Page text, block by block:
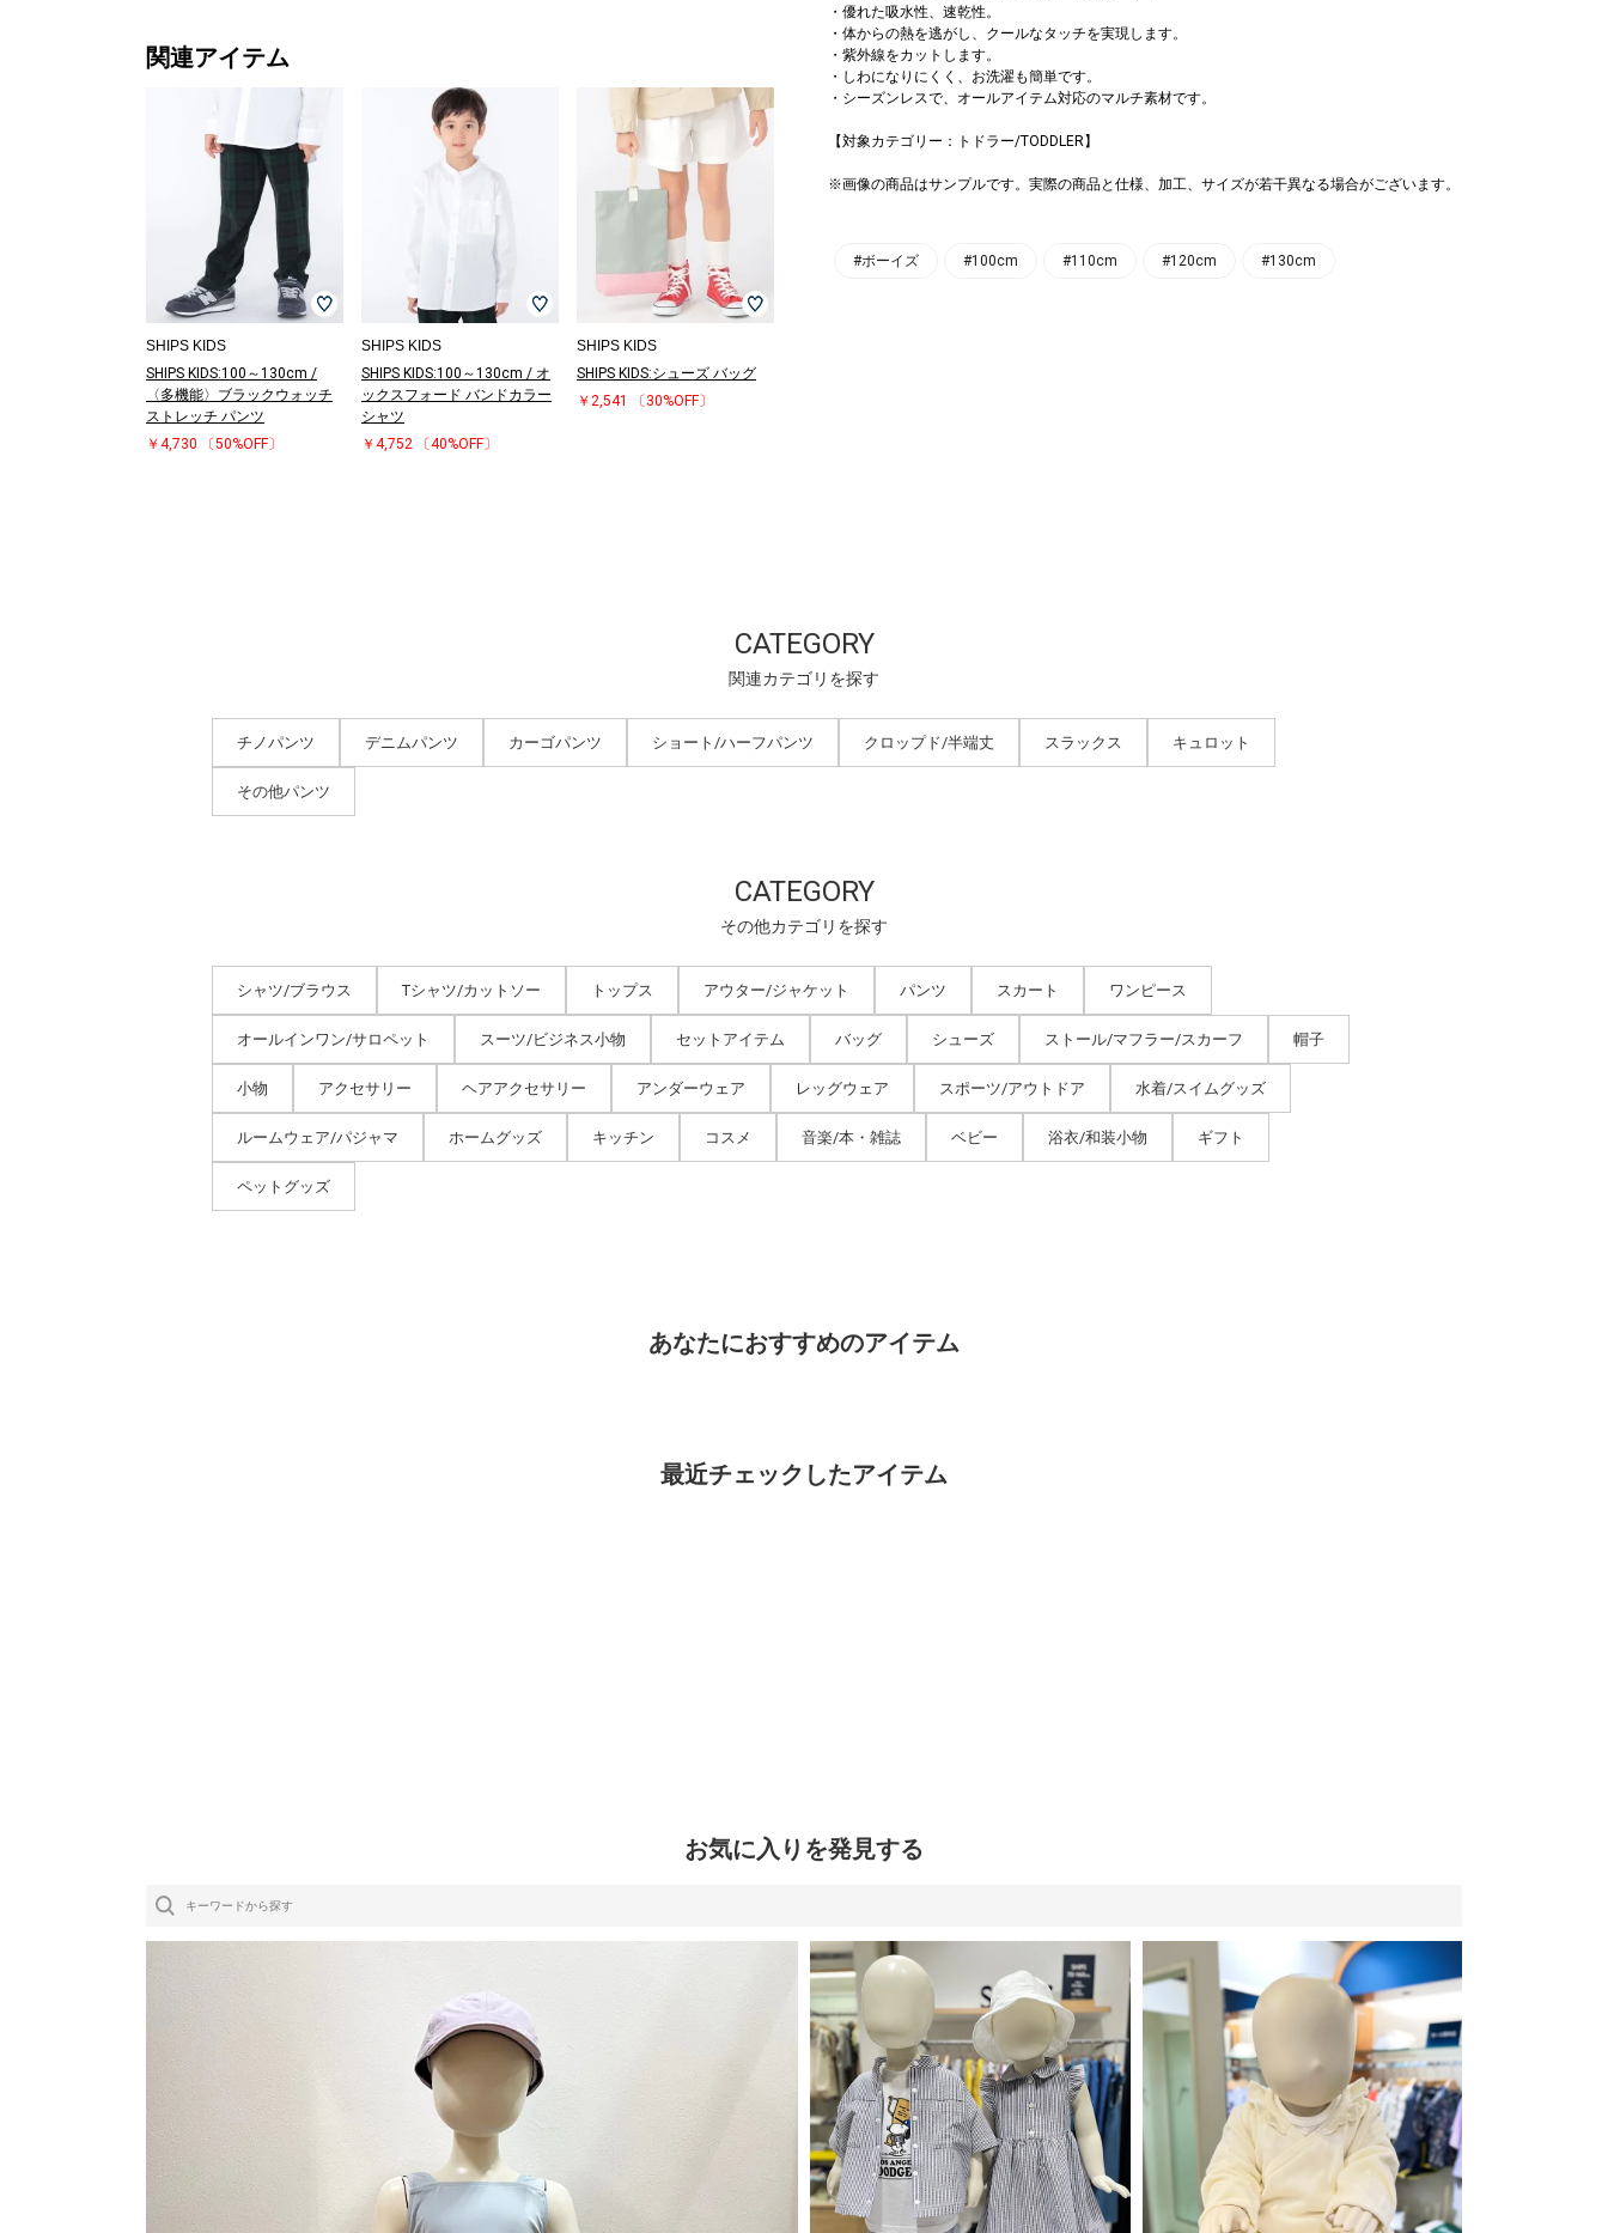
関連アイテム
SHIPS KIDS
SHIPS KIDS:100～130cm /
〈多機能〉ブラックウォッチ
ストレッチ パンツ
￥4,730
〔50%OFF〕
SHIPS KIDS
SHIPS KIDS:100～130cm / オ
ックスフォード バンドカラー
シャツ
￥4,752
〔40%OFF〕
SHIPS KIDS
SHIPS KIDS:シューズ バッグ
￥2,541
〔30%OFF〕
・優れた吸水性、速乾性。
・体からの熱を逃がし、クールなタッチを実現します。
・紫外線をカットします。
・しわになりにくく、お洗濯も簡単です。
・シーズンレスで、オールアイテム対応のマルチ素材です。
【対象カテゴリー：トドラー/TODDLER】
※画像の商品はサンプルです。実際の商品と仕様、加工、サイズが若干異なる場合がございます。
#ボーイズ #100cm #110cm #120cm #130cm
CATEGORY
関連カテゴリを探す
チノパンツ デニムパンツ カーゴパンツ ショート/ハーフパンツ クロップド/半端丈 スラックス キュロット
その他パンツ
CATEGORY
その他カテゴリを探す
シャツ/ブラウス Tシャツ/カットソー トップス アウター/ジャケット パンツ スカート ワンピース
オールインワン/サロペット スーツ/ビジネス小物 セットアイテム バッグ シューズ ストール/マフラー/スカーフ 帽子
小物 アクセサリー ヘアアクセサリー アンダーウェア レッグウェア スポーツ/アウトドア 水着/スイムグッズ
ルームウェア/パジャマ ホームグッズ キッチン コスメ 音楽/本・雑誌 ベビー 浴衣/和装小物 ギフト
ペットグッズ
あなたにおすすめのアイテム
最近チェックしたアイテム
お気に入りを発見する